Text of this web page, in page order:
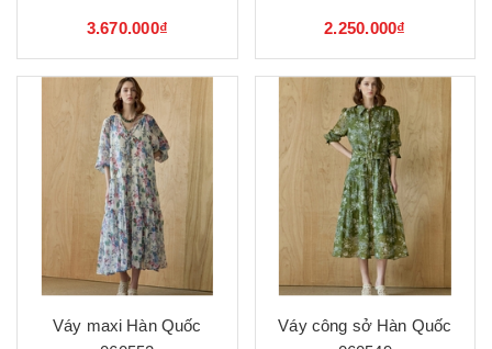
3.670.000₫ 2.250.000₫
Váy maxi Hàn Quốc
Váy công sở Hàn Quốc